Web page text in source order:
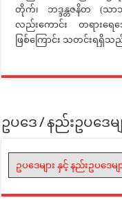
တိုက်၊ ဘဒ္ဒန္တဇနိတ (သာသ
လည်းကောင်း တရားရေ
ဖြစ်ကြောင်း သတင်းရရှိသ
ဥပဒေ / နည်းဥပဒေမျ
ဥပဒေများ နှင့် နည်းဥပဒေမ